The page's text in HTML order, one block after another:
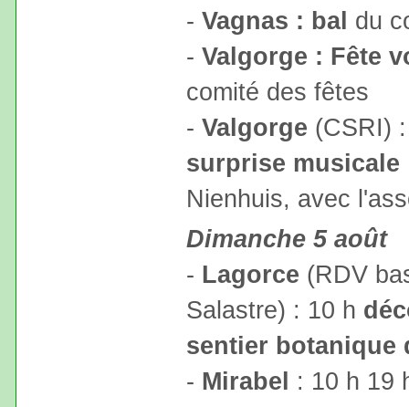
- Vagnas : bal du
- Valgorge : Fête
comité des fêtes
- Valgorge (CSRI)
surprise musicale
Nienhuis, avec
Dimanche 5 août
- Lagorce (RDV
Salastre) : 10 h
sentier botanique
- Mirabel : 10 h 19